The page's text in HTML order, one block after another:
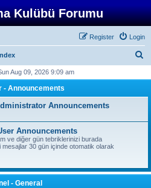
Kulübü Forumu
Login
Register
r
Aug 09, 2026 9:09 am
- Announcements
Announcements
Announcements
ve diğer gün tebriklerinizi burada
mesajlar 30 gün içinde otomatik olarak
- General